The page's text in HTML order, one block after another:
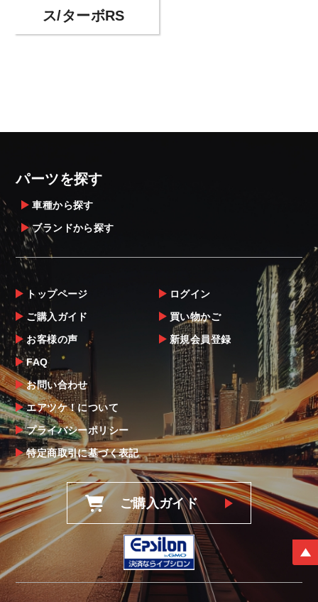
ス/ターボRS
パーツを探す
車種から探す
ブランドから探す
トップページ
ご購入ガイド
お客様の声
FAQ
お問い合わせ
エアツケ！について
プライバシーポリシー
特定商取引に基づく表記
ログイン
買い物かご
新規会員登録
ご購入ガイド